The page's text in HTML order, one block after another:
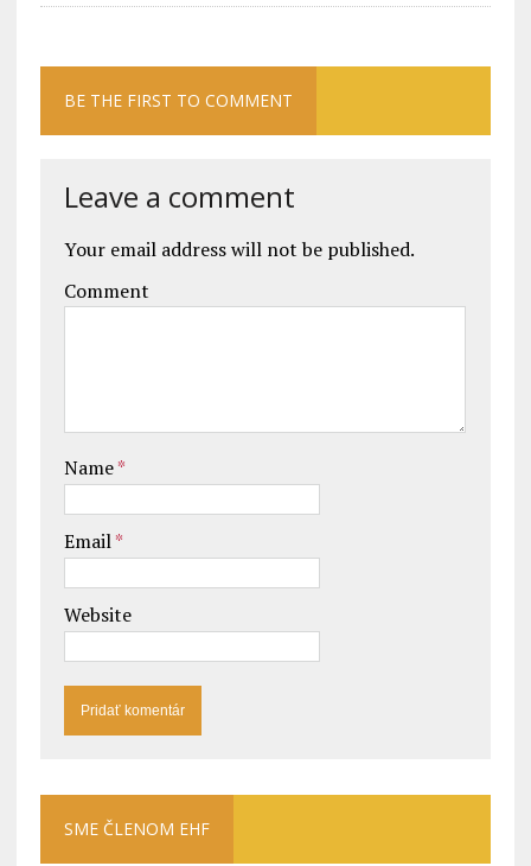
BE THE FIRST TO COMMENT
Leave a comment
Your email address will not be published.
Comment
Name*
Email*
Website
SME ČLENOM EHF